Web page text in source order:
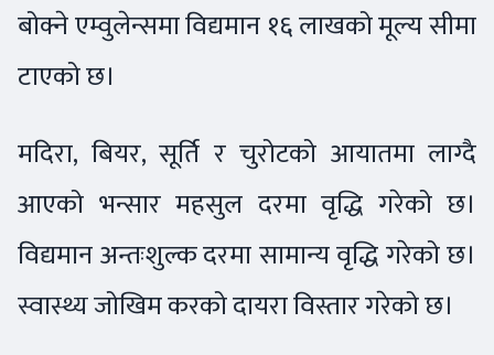
बोक्ने एम्वुलेन्समा विद्यमान १६ लाखको मूल्य सीमा
टाएको छ।
मदिरा, बियर, सूर्ति र चुरोटको आयातमा लाग्दै
आएको भन्सार महसुल दरमा वृद्धि गरेको छ।
विद्यमान अन्तःशुल्क दरमा सामान्य वृद्धि गरेको छ।
स्वास्थ्य जोखिम करको दायरा विस्तार गरेको छ।